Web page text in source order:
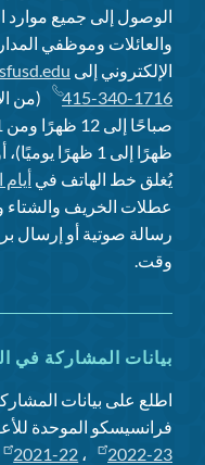
الوصول إلى جميع موارد
والعائلات وموظفي
الإلكتروني إلى
415-340-1716
ظهرًا إلى 1 ظهرًا يوميًا)، أو تعبئة
يُغلق خط الهاتف في
عطلات الخريف والشتاء
رسالة صوتية أو إرسال
وقت.
بيانات المشاركة في
اطلع على بيانات
فرانسيسكو الموحدة
2022-23
، 2021-22